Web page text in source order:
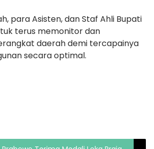
para Asisten, dan Staf Ahli Bupati
terus memonitor dan
daerah demi tercapainya
secara optimal.